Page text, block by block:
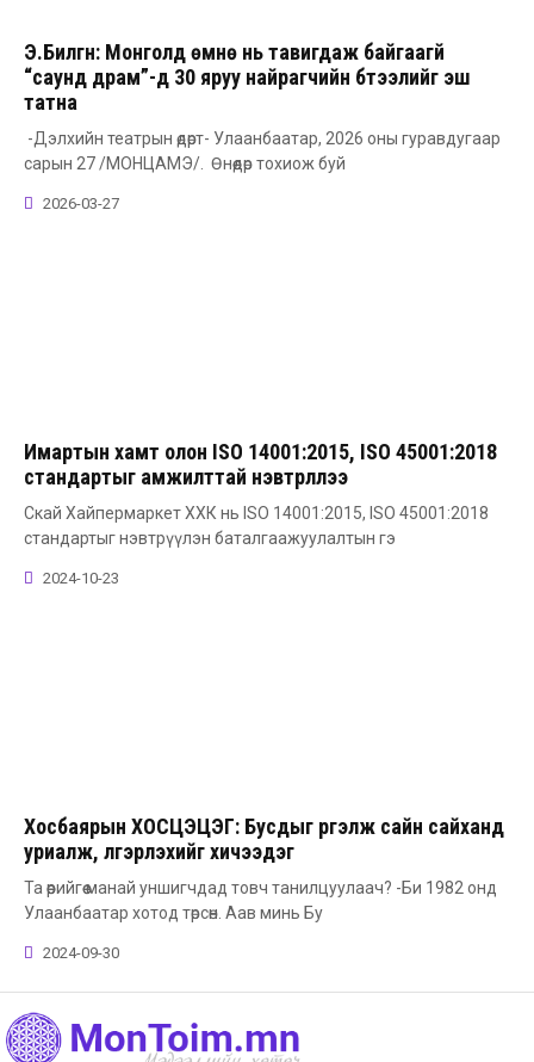
Э.Билгүүн: Монголд өмнө нь тавигдаж байгаагүй
“саунд драм”-д 30 яруу найрагчийн бүтээлийг эш
татна
-Дэлхийн театрын өдөрт- Улаанбаатар, 2026 оны гуравдугаар
сарын 27 /МОНЦАМЭ/. Өнөөдөр тохиож буй
2026-03-27
Имартын хамт олон ISO 14001:2015, ISO 45001:2018
стандартыг амжилттай нэвтрүүллээ
Скай Хайпермаркет ХХК нь ISO 14001:2015, ISO 45001:2018
стандартыг нэвтрүүлэн баталгаажуулалтын гэ
2024-10-23
Хосбаярын ХОСЦЭЦЭГ: Бусдыг үргэлж сайн сайханд
уриалж, үлгэрлэхийг хичээдэг
Та өөрийгөө манай уншигчдад товч танилцуулаач? -Би 1982 онд
Улаанбаатар хотод төрсөн. Аав минь Бу
2024-09-30